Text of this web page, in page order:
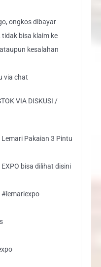
ongkos dibayar
bisa klaim ke
kesalahan
via chat
VIA DISKUSI /
Pakaian 3 Pintu
bisa dilihat disini